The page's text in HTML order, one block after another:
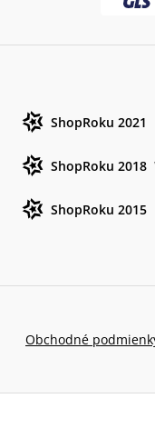
ShopRoku 2021
ShopRoku 2018
ShopRoku 2015
Obchodné